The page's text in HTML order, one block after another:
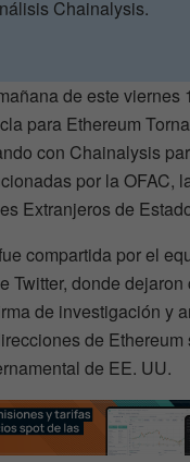
Chainalysis.
de este viernes
para Ethereum
con Chainalysis
por la OFAC,
Extranjeros de
compartida por el
Twitter, donde
de investigación y
de
de EE. UU.